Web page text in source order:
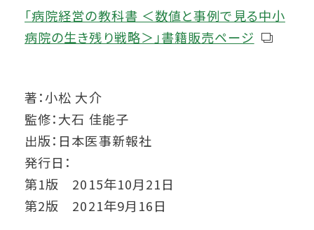
「病院経営の教科書 ＜数値と事例で見る中小
病院の生き残り戦略＞」書籍販売ページ
著：小松 大介
監修：大石 佳能子
出版：日本医事新報社
発行日：
第1版 2015年10月21日
第2版 2021年9月16日